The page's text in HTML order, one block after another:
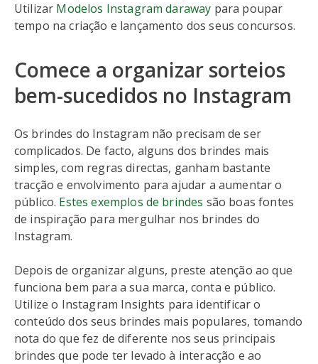
Utilizar Modelos Instagram daraway para poupar
tempo na criação e lançamento dos seus concursos.
Comece a organizar sorteios
bem-sucedidos no Instagram
Os brindes do Instagram não precisam de ser
complicados. De facto, alguns dos brindes mais
simples, com regras directas, ganham bastante
tracção e envolvimento para ajudar a aumentar o
público. Estes exemplos de brindes são boas fontes
de inspiração para mergulhar nos brindes do
Instagram.
Depois de organizar alguns, preste atenção ao que
funciona bem para a sua marca, conta e público.
Utilize o Instagram Insights para identificar o
conteúdo dos seus brindes mais populares, tomando
nota do que fez de diferente nos seus principais
brindes que pode ter levado à interacção e ao